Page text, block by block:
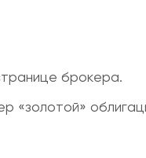
брокера.
«золотой»